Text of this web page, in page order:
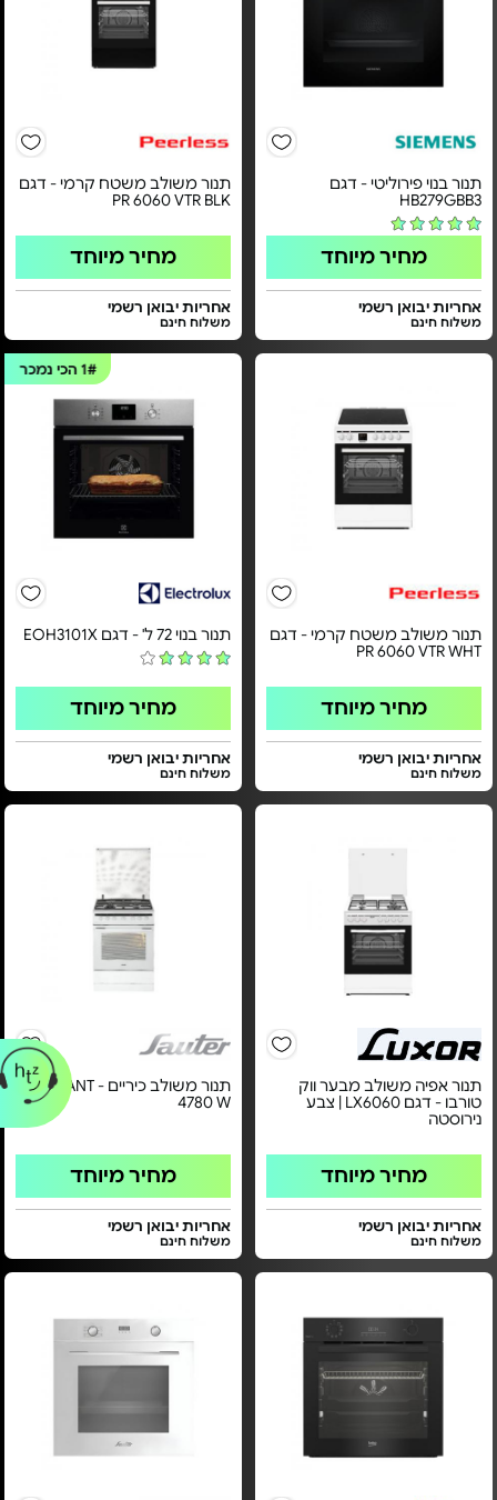
תנור בנוי פירוליטי - דגם
HB279GBB3
מחיר מיוחד
אחריות יבואן רשמי
משלוח חינם
תנור משולב משטח קרמי - דגם
PR 6060 VTR BLK
מחיר מיוחד
אחריות יבואן רשמי
משלוח חינם
תנור משולב משטח קרמי - דגם
PR 6060 VTR WHT
מחיר מיוחד
אחריות יבואן רשמי
משלוח חינם
1#הכי נמכר
תנור בנוי 72 ל' - דגם EOH3101X
מחיר מיוחד
אחריות יבואן רשמי
משלוח חינם
תנור אפיה משולב מבער ווק
טורבו - דגם LX6060 | צבע
נירוסטה
מחיר מיוחד
אחריות יבואן רשמי
משלוח חינם
תנור משולב כיריים - ELEGANT
4780 W
מחיר מיוחד
אחריות יבואן רשמי
משלוח חינם